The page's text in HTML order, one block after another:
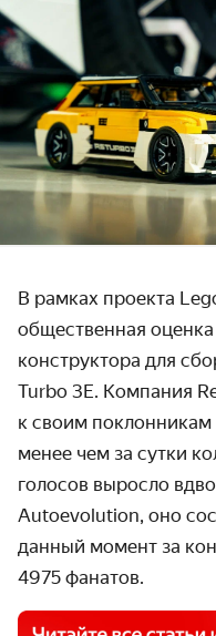
В рамках проекта
общественная
конструктора для
Turbo 3E. Компания
к своим поклонникам
менее чем за сутки
голосов выросло
Autoevolution, оно
данный момент за
4975 фанатов.